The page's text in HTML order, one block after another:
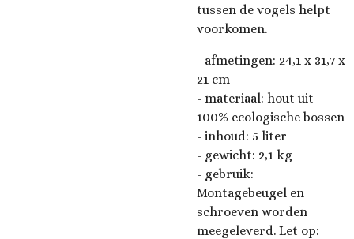
tussen de vogels helpt
voorkomen.
- afmetingen: 24,1 x 31,7 x
21 cm
- materiaal: hout uit
100% ecologische bossen
- inhoud: 5 liter
- gewicht: 2,1 kg
- gebruik:
Montagebeugel en
schroeven worden
meegeleverd. Let op: